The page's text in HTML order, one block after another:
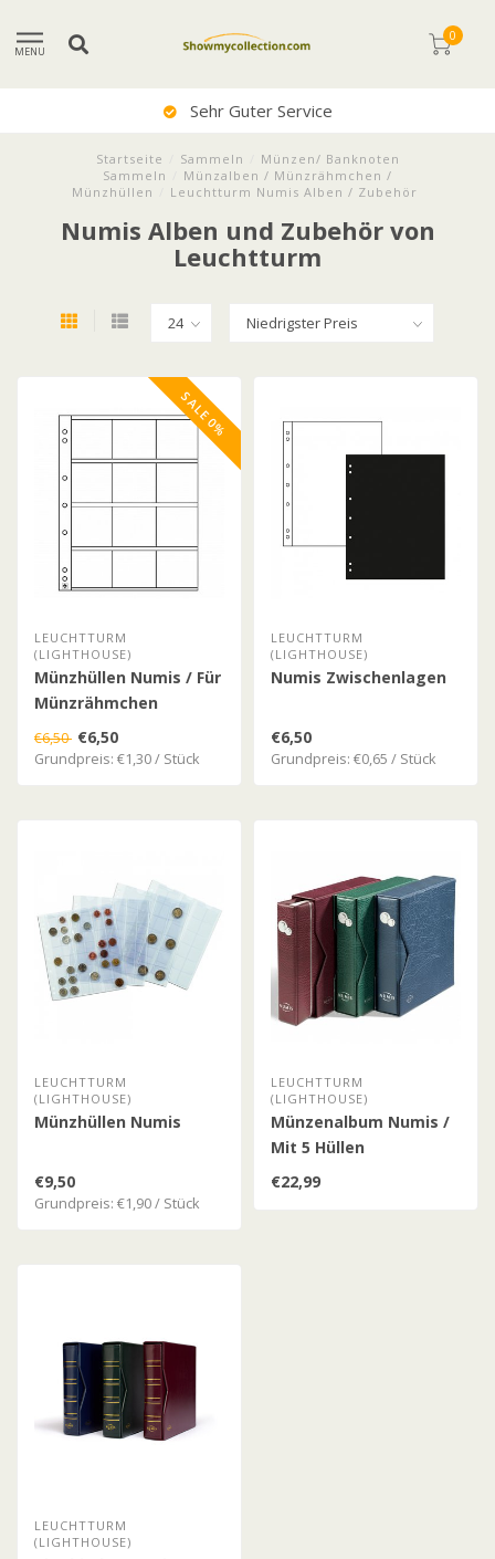
MENU
0
Sehr Guter Service
Startseite Sammeln
Münzen/ Banknoten
Sammeln
Münzalben / Münzrähmchen /
Münzhüllen
Leuchtturm Numis Alben / Zubehör
Numis Alben und Zubehör von
Leuchtturm
SALE 0%
LEUCHTTURM
(LIGHTHOUSE)
Münzhüllen Numis / Für
Münzrähmchen
€6,50 €6,50
Grundpreis: €1,30 / Stück
LEUCHTTURM
(LIGHTHOUSE)
Numis Zwischenlagen
€6,50
Grundpreis: €0,65 / Stück
LEUCHTTURM
(LIGHTHOUSE)
Münzhüllen Numis
€9,50
Grundpreis: €1,90 / Stück
LEUCHTTURM
(LIGHTHOUSE)
Münzenalbum Numis /
Mit 5 Hüllen
€22,99
LEUCHTTURM
(LIGHTHOUSE)